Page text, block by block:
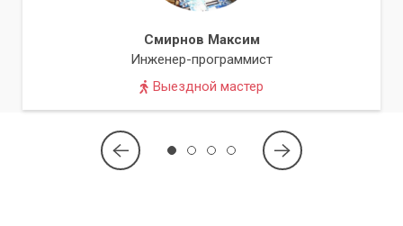
Видеокарта для игр
Если ваша основная цель – игры, замена видеокарты,
Модель и мощность вашего блока питания.
Смирнов Максим
Инженер-программист
Выездной мастер